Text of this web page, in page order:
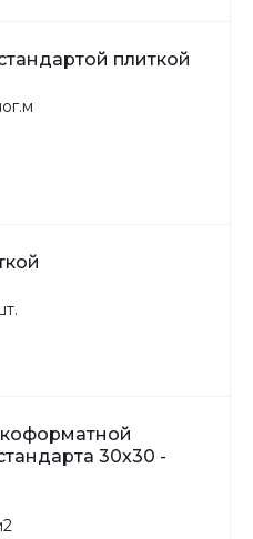
плиткой
30х30 -